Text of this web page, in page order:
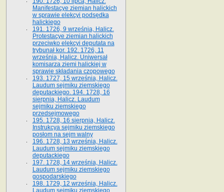
Manifestacye ziemian halickich
w sprawie elekcyi podsędka
halickiego
191. 1726, 9 września, Halicz.
Protestacye ziemian halickich
przeciwko elekcyi deputata na
trybunał kor. 192. 1726, 11
września, Halicz. Uniwersał
komisarza ziemi halickiej w
sprawie składania czopowego
193. 1727, 15 września, Halicz.
Laudum sejmiku ziemskiego
deputackiego. 194. 1728, 16
sierpnia, Halicz. Laudum
sejmiku ziemskiego
przedsejmowego
195. 1728, 16 sierpnia, Halicz.
Instrukcya sejmiku ziemskiego
posłom na sejm walny
196. 1728, 13 września, Halicz.
Laudum sejmiku ziemskiego
deputackiego
197. 1728, 14 września, Halicz.
Laudum sejmiku ziemskiego
gospodarskiego
198. 1729, 12 września, Halicz.
Laudum sejmiku ziemskiego